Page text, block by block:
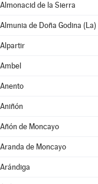
Almonacid de la Sierra
Almunia de Doña Godina (La)
Alpartir
Ambel
Anento
Aniñón
Añón de Moncayo
Aranda de Moncayo
Arándiga